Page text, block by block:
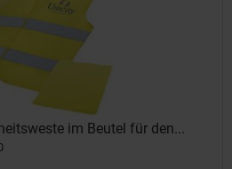
im Beutel für den...